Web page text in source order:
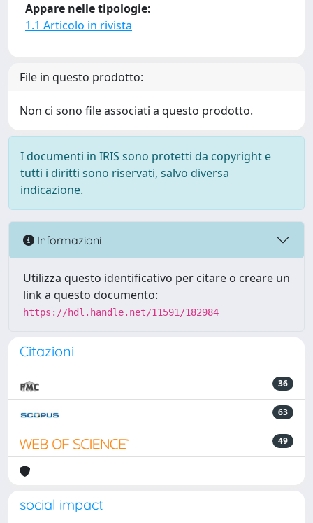
Appare nelle tipologie:
1.1 Articolo in rivista
File in questo prodotto:
Non ci sono file associati a questo prodotto.
I documenti in IRIS sono protetti da copyright e
tutti i diritti sono riservati, salvo diversa
indicazione.
Informazioni
Utilizza questo identificativo per citare o creare un
link a questo documento:
https://hdl.handle.net/11591/182984
Citazioni
36
63
49
social impact